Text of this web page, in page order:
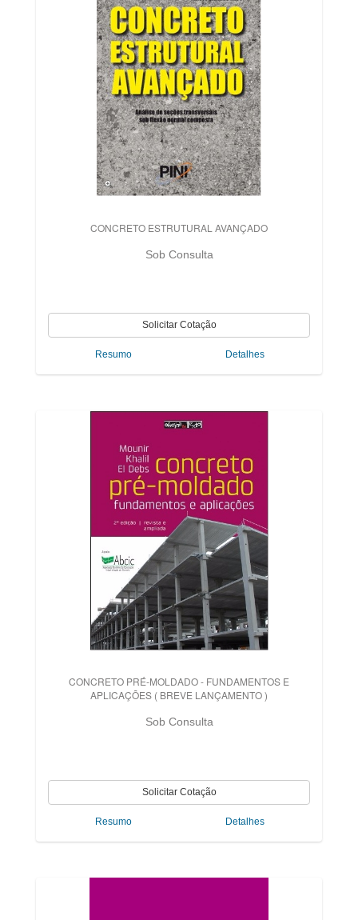
CONCRETO ESTRUTURAL AVANÇADO
Sob Consulta
Resumo Detalhes
CONCRETO PRÉ-MOLDADO - FUNDAMENTOS E
APLICAÇÕES ( BREVE LANÇAMENTO )
Sob Consulta
Resumo Detalhes